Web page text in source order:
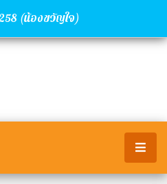
(น้องขวัญใจ)